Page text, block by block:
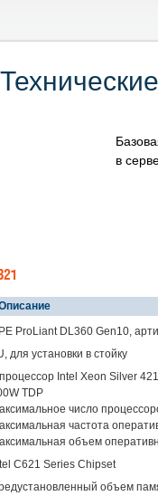
в
ProLiant DL360 Gen10,
для установки в стойку
Intel Xeon Silver
TDP
число
частота
объем
C621 Series Chipset
объем